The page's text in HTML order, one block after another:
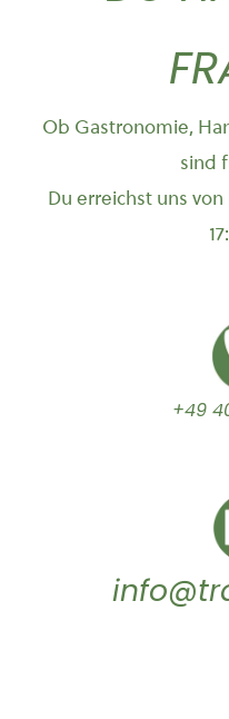
Ob Gastronomie,
sind
Du erreichst uns
+49